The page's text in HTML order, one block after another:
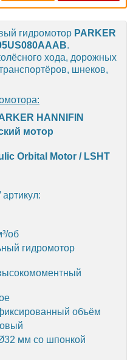
гидромотор PARKER
.
хода, дорожных
шнеков,
HANNIFIN
мотор
Orbital Motor / LSHT
об
гидромотор
объём
мм со шпонкой